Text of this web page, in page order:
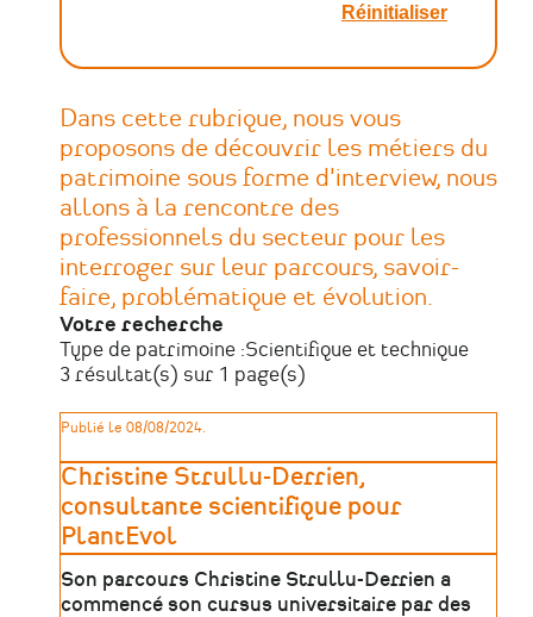
Dans cette rubrique, nous vous
proposons de découvrir les métiers du
patrimoine sous forme d'interview, nous
allons à la rencontre des
professionnels du secteur pour les
interroger sur leur parcours, savoir-
faire, problématique et évolution.
Votre recherche
Type de patrimoine :Scientifique et technique
3 résultat(s) sur 1 page(s)
Publié le 08/08/2024.
Christine Strullu-Derrien,
consultante scientifique pour
PlantEvol
Son parcours Christine Strullu-Derrien a
commencé son cursus universitaire par des